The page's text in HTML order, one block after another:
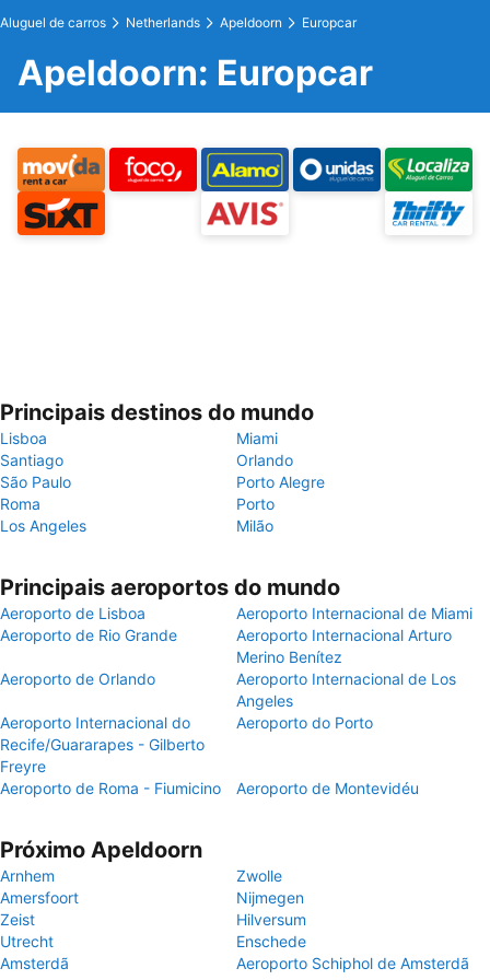
Aluguel de carros Netherlands Apeldoorn Europcar
Apeldoorn: Europcar
Principais destinos do mundo
Lisboa
Miami
Santiago
Orlando
São Paulo
Porto Alegre
Roma
Porto
Los Angeles
Milão
Principais aeroportos do mundo
Aeroporto de Lisboa
Aeroporto Internacional de Miami
Aeroporto de Rio Grande
Aeroporto Internacional Arturo
Merino Benítez
Aeroporto de Orlando
Aeroporto Internacional de Los
Angeles
Aeroporto Internacional do
Recife/Guararapes - Gilberto
Freyre
Aeroporto do Porto
Aeroporto de Roma - Fiumicino Aeroporto de Montevidéu
Próximo Apeldoorn
Arnhem
Zwolle
Amersfoort
Nijmegen
Zeist
Hilversum
Utrecht
Enschede
Amsterdã
Aeroporto Schiphol de Amsterdã